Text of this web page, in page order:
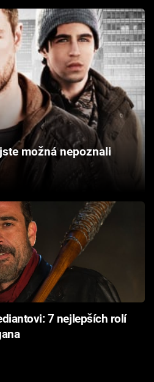
možná nepoznali
7 nejlepších rolí